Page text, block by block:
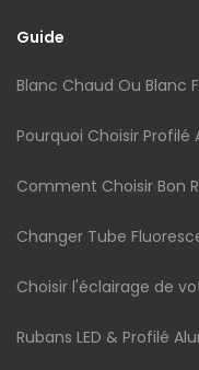
Guide
Blanc Chaud Ou Blanc
Pourquoi Choisir Profilé
Comment Choisir Bon
Changer Tube
Choisir l'éclairage de
Rubans LED & Profilé